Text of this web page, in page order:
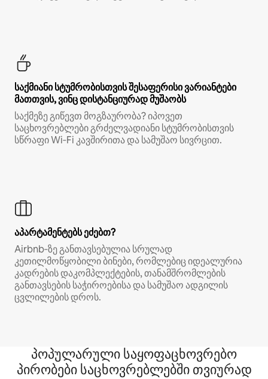
საქმიანი სტუმრობისთვის შესაფერისი ვარიანტები
მათთვის, ვინც დისტანციურად მუშაობს
საქმეზე გიწევთ მოგზაურობა? იპოვეთ
საცხოვრებლები გრძელვადიანი სტუმრობისთვის
სწრაფი Wi‑Fi კავშირითა და სამუშაო სივრცით.
აპარტამენტებს ეძებთ?
Airbnb‑ზე განთავსებულია სრულად
კეთილმოწყობილი ბინები, რომლებიც იდეალურია
კადრების დაკომპლექტების, თანამშრომლების
განთავსების საჭიროებისა და სამუშაო ადგილის
ცვლილების დროს.
პოპულარული საყოფაცხოვრებო
პირობები საცხოვრებლებში თვიურად